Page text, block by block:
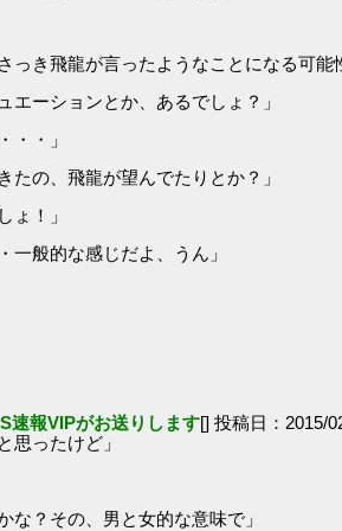
っき飛龍が言ったようなことになる可能
ーションとか、あるでしょ？」
・・」
の、飛龍が望んでたりとか？」
ょ！」
一般的な感じだよ、うん」
速報VIPがお送りします[] 投稿日：2015/
思ったけど」
な？その、男と女的な意味で」